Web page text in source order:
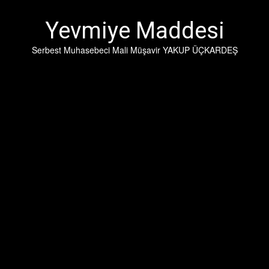
Yevmiye Maddesi
Serbest Muhasebeci Mali Müşavir YAKUP ÜÇKARDEŞ